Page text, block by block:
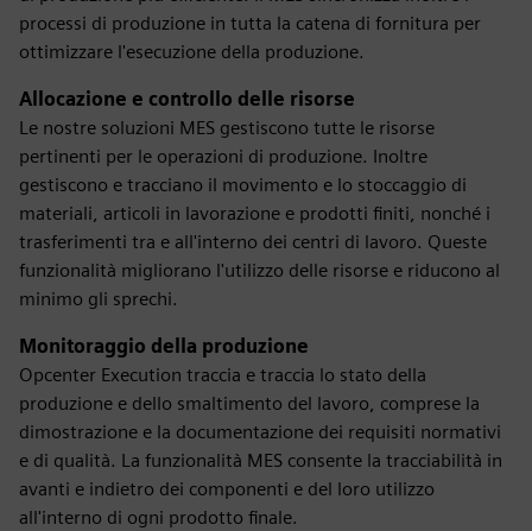
processi di produzione in tutta la catena di fornitura per
ottimizzare l'esecuzione della produzione.
Allocazione e controllo delle risorse
Le nostre soluzioni MES gestiscono tutte le risorse
pertinenti per le operazioni di produzione. Inoltre
gestiscono e tracciano il movimento e lo stoccaggio di
materiali, articoli in lavorazione e prodotti finiti, nonché i
trasferimenti tra e all'interno dei centri di lavoro. Queste
funzionalità migliorano l'utilizzo delle risorse e riducono al
minimo gli sprechi.
Monitoraggio della produzione
Opcenter Execution traccia e traccia lo stato della
produzione e dello smaltimento del lavoro, comprese la
dimostrazione e la documentazione dei requisiti normativi
e di qualità. La funzionalità MES consente la tracciabilità in
avanti e indietro dei componenti e del loro utilizzo
all'interno di ogni prodotto finale.